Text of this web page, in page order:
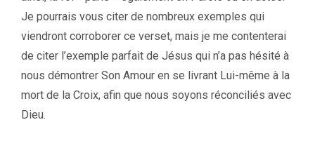
Je pourrais vous citer de nombreux exemples qui
viendront corroborer ce verset, mais je me contenterai
de citer l’exemple parfait de Jésus qui n’a pas hésité à
nous démontrer Son Amour en se livrant Lui-même à la
mort de la Croix, afin que nous soyons réconciliés avec
Dieu.